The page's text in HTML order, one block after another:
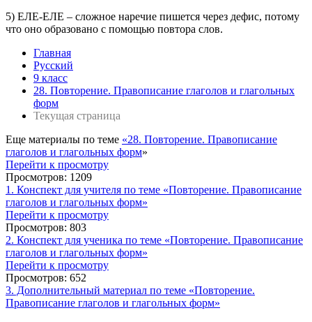
5) ЕЛЕ-ЕЛЕ – сложное наречие пишется через дефис, потому
что оно образовано с помощью повтора слов.
Главная
Русский
9 класс
28. Повторение. Правописание глаголов и глагольных
форм
Текущая страница
Еще материалы по теме «28. Повторение. Правописание
глаголов и глагольных форм»
Перейти к просмотру
Просмотров: 1209
1. Конспект для учителя по теме «Повторение. Правописание
глаголов и глагольных форм»
Перейти к просмотру
Просмотров: 803
2. Конспект для ученика по теме «Повторение. Правописание
глаголов и глагольных форм»
Перейти к просмотру
Просмотров: 652
3. Дополнительный материал по теме «Повторение.
Правописание глаголов и глагольных форм»